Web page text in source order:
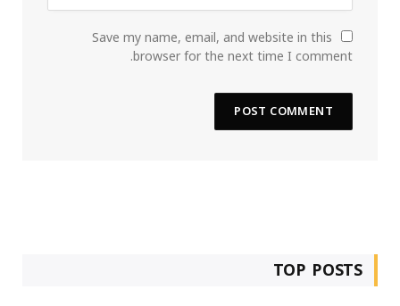
Save my name, email, and website in this
browser for the next time I comment.
TOP POSTS